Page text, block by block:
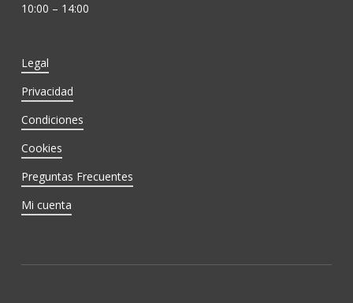
10:00 – 14:00
Legal
Privacidad
Condiciones
Cookies
Preguntas Frecuentes
Mi cuenta